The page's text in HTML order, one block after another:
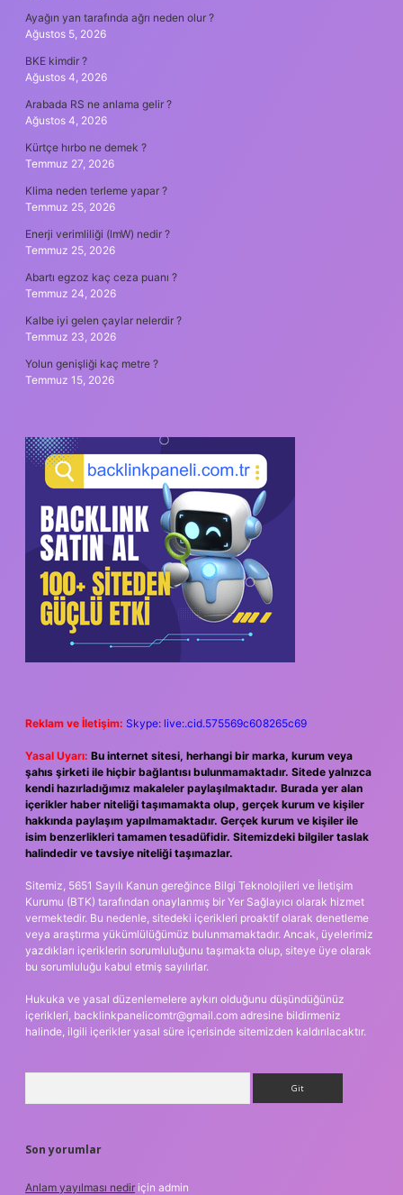
Ayağın yan tarafında ağrı neden olur ?
Ağustos 5, 2026
BKE kimdir ?
Ağustos 4, 2026
Arabada RS ne anlama gelir ?
Ağustos 4, 2026
Kürtçe hırbo ne demek ?
Temmuz 27, 2026
Klima neden terleme yapar ?
Temmuz 25, 2026
Enerji verimliliği (lmW) nedir ?
Temmuz 25, 2026
Abartı egzoz kaç ceza puanı ?
Temmuz 24, 2026
Kalbe iyi gelen çaylar nelerdir ?
Temmuz 23, 2026
Yolun genişliği kaç metre ?
Temmuz 15, 2026
Reklam ve İletişim: Skype: live:.cid.575569c608265c69
Yasal Uyarı: Bu internet sitesi, herhangi bir marka, kurum veya
şahıs şirketi ile hiçbir bağlantısı bulunmamaktadır. Sitede yalnızca
kendi hazırladığımız makaleler paylaşılmaktadır. Burada yer alan
içerikler haber niteliği taşımamakta olup, gerçek kurum ve kişiler
hakkında paylaşım yapılmamaktadır. Gerçek kurum ve kişiler ile
isim benzerlikleri tamamen tesadüfidir. Sitemizdeki bilgiler taslak
halindedir ve tavsiye niteliği taşımazlar.
Sitemiz, 5651 Sayılı Kanun gereğince Bilgi Teknolojileri ve İletişim
Kurumu (BTK) tarafından onaylanmış bir Yer Sağlayıcı olarak hizmet
vermektedir. Bu nedenle, sitedeki içerikleri proaktif olarak denetleme
veya araştırma yükümlülüğümüz bulunmamaktadır. Ancak, üyelerimiz
yazdıkları içeriklerin sorumluluğunu taşımakta olup, siteye üye olarak
bu sorumluluğu kabul etmiş sayılırlar.
Hukuka ve yasal düzenlemelere aykırı olduğunu düşündüğünüz
içerikleri, backlinkpanelicomtr@gmail.com adresine bildirmeniz
halinde, ilgili içerikler yasal süre içerisinde sitemizden kaldırılacaktır.
Son yorumlar
Anlam yayılması nedir için admin